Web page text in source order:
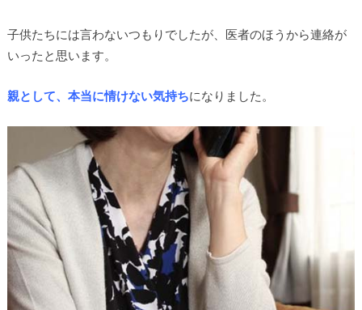
子供たちには言わないつもりでしたが、医者のほうから連絡が
いったと思います。
親として、本当に情けない気持ちになりました。